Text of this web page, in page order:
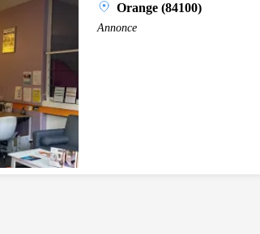
Orange (84100)
Annonce